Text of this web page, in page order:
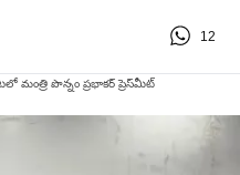
12
మంత్రి పొన్నం ప్రభాకర్ ప్రెస్‌మీట్